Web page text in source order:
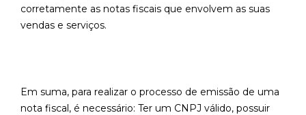
corretamente as notas fiscais que envolvem as suas
vendas e serviços.
Em suma, para realizar o processo de emissão de uma
nota fiscal, é necessário: Ter um CNPJ válido, possuir